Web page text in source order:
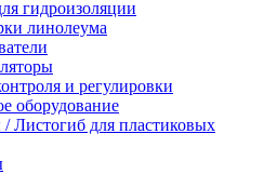
гидроизоляции
линолеума
и регулировки
оборудование
Листогиб для пластиковых